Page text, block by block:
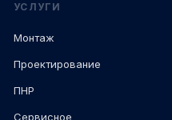
УСЛУГИ
Монтаж
Проектирование
ПНР
Сервисное